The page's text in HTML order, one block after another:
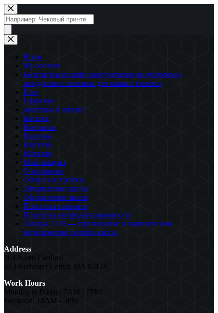
Перейти
к
сути
Поиск
товаров
Home
My account
Бесплатная онлайн консультация по цифровым
продуктам и техники для вашего бизнеса
Блог
Гарантия
Доставка и оплата
Каталог
Контакты
Корзина
Корзина
Магазин
Мой аккаунт
О компании
Общие настройки
Оформление заказа
Оформление заказа
Политика возврата
Политика конфиденциальности
Скидка 25 % — при покупке и комплексном
подключении онлайн-кассы
Address
304 North Cardinal
St. Dorchester Center, MA 02124
Work Hours
Monday to Friday: 7AM - 7PM
Weekend: 10AM - 5PM